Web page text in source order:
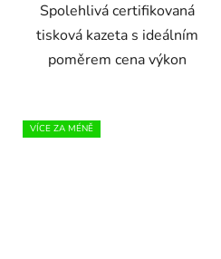
Spolehlivá certifikovaná
tisková kazeta s ideálním
poměrem cena výkon
VÍCE ZA MÉNĚ